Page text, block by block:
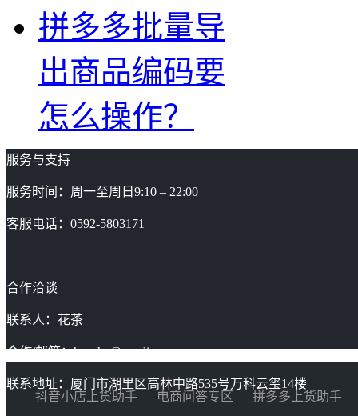
拼多多批量导
出商品编码要
怎么操作？
服务与支持
服务时间：周一至周日9:10 – 22:00
客服电话：0592-5803171
合作洽谈
联系人：花茶
合作/邮箱：huacha@gaoding.com
联系地址：厦门市湖里区高林中路535号万科云玺14楼
抖音小店上货助手
电商问答专区 拼多多上货助手